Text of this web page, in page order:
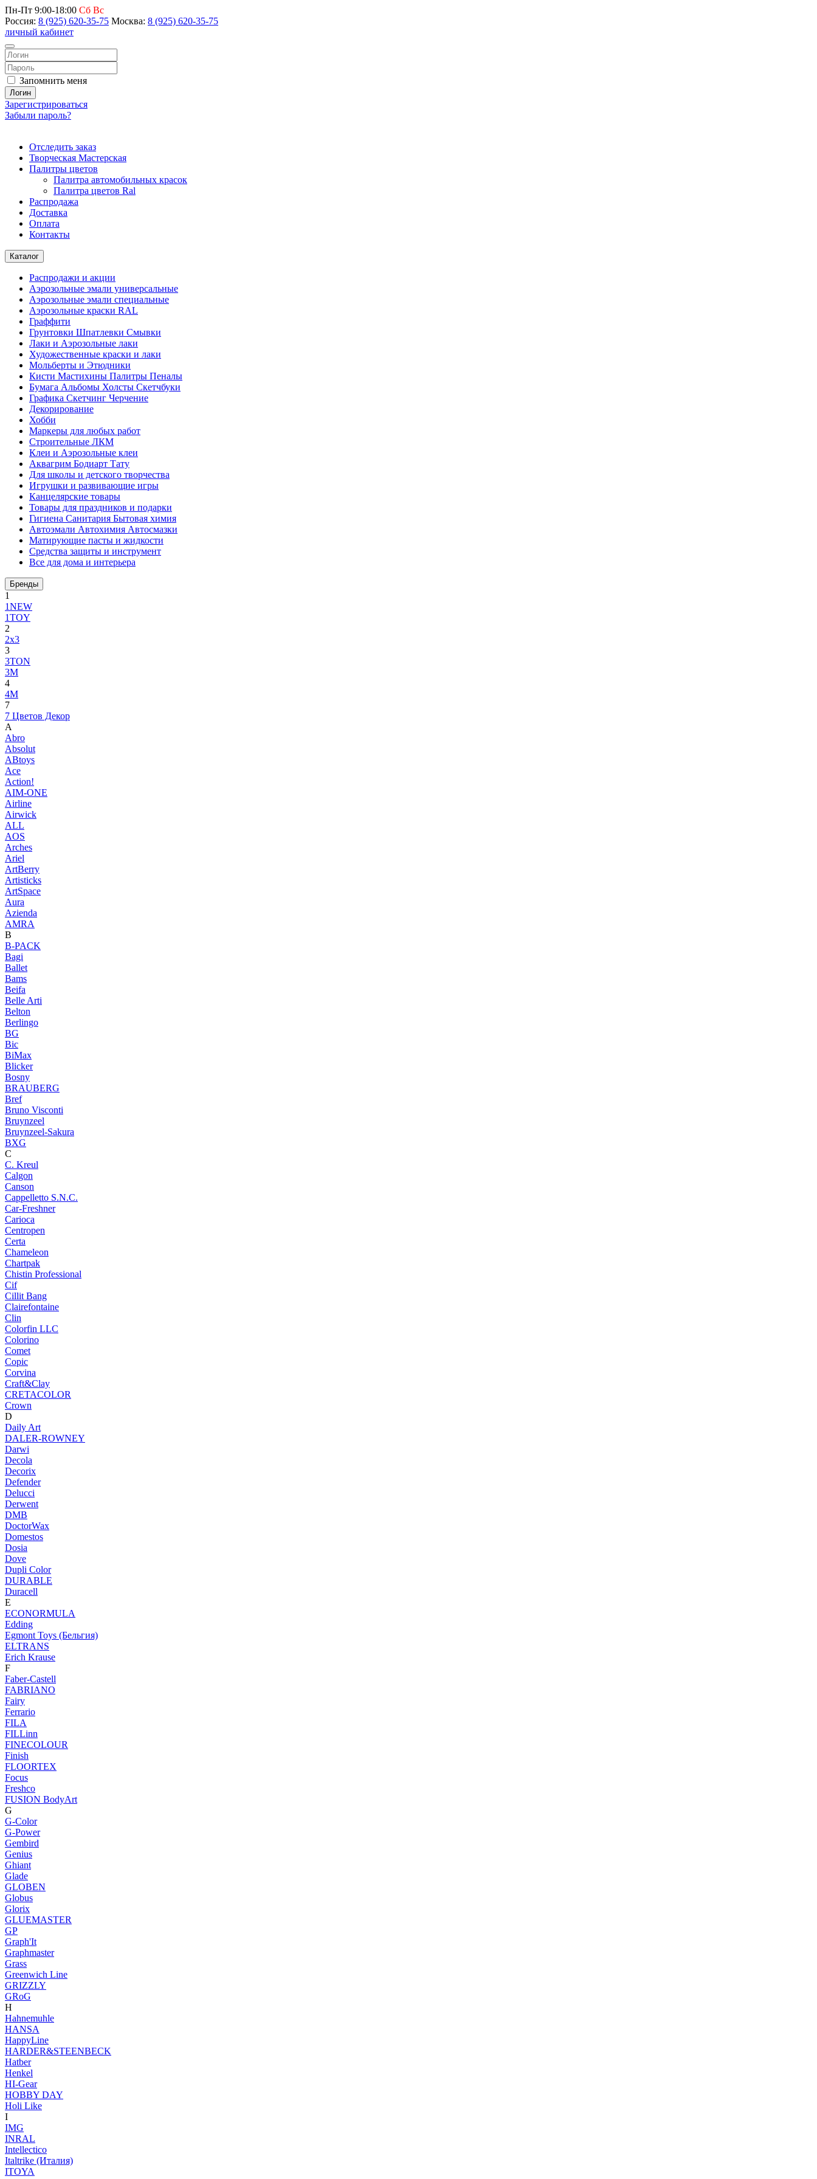
Пн-Пт 9:00-18:00 Сб Вс
Россия: 8 (925) 620-35-75 Москва: 8 (925) 620-35-75
личный кабинет
Запомнить меня
Логин
Зарегистрироваться
Забыли пароль?
Отследить заказ
Творческая Мастерская
Палитры цветов
Палитра автомобильных красок
Палитра цветов Ral
Распродажа
Доставка
Оплата
Контакты
Каталог
Распродажи и акции
Аэрозольные эмали универсальные
Аэрозольные эмали специальные
Аэрозольные краски RAL
Граффити
Грунтовки Шпатлевки Смывки
Лаки и Аэрозольные лаки
Художественные краски и лаки
Мольберты и Этюдники
Кисти Мастихины Палитры Пеналы
Бумага Альбомы Холсты Скетчбуки
Графика Скетчинг Черчение
Декорирование
Хобби
Маркеры для любых работ
Строительные ЛКМ
Клеи и Аэрозольные клеи
Аквагрим Бодиарт Тату
Для школы и детского творчества
Игрушки и развивающие игры
Канцелярские товары
Товары для праздников и подарки
Гигиена Санитария Бытовая химия
Автоэмали Автохимия Автосмазки
Матирующие пасты и жидкости
Средства защиты и инструмент
Все для дома и интерьера
Бренды
1
1NEW
1TOY
2
2x3
3
3TON
3М
4
4M
7
7 Цветов Декор
A
Abro
Absolut
ABtoys
Ace
Action!
AIM-ONE
Airline
Airwick
ALL
AOS
Arches
Ariel
ArtBerry
Artisticks
ArtSpace
Aura
Azienda
AМRA
B
B-PACK
Bagi
Ballet
Bams
Beifa
Belle Arti
Belton
Berlingo
BG
Bic
BiMax
Blicker
Bosny
BRAUBERG
Bref
Bruno Visconti
Bruynzeel
Bruynzeel-Sakura
BXG
C
C. Kreul
Calgon
Canson
Cappelletto S.N.C.
Car-Freshner
Carioca
Centropen
Certa
Chameleon
Chartpak
Chistin Professional
Cif
Cillit Bang
Clairefontaine
Clin
Colorfin LLC
Colorino
Comet
Copic
Corvina
Craft&Clay
CRETACOLOR
Crown
D
Daily Art
DALER-ROWNEY
Darwi
Decola
Decorix
Defender
Delucci
Derwent
DMB
DoctorWax
Domestos
Dosia
Dove
Dupli Color
DURABLE
Duracell
E
ECONORMULA
Edding
Egmont Toys (Бельгия)
ELTRANS
Erich Krause
F
Faber-Castell
FABRIANO
Fairy
Ferrario
FILA
FILLinn
FINECOLOUR
Finish
FLOORTEX
Focus
Freshco
FUSION BodyArt
G
G-Color
G-Power
Gembird
Genius
Ghiant
Glade
GLOBEN
Globus
Glorix
GLUEMASTER
GP
Graph'It
Graphmaster
Grass
Greenwich Line
GRIZZLY
GRoG
H
Hahnemuhle
HANSA
HappyLine
HARDER&STEENBECK
Hatber
Henkel
HI-Gear
HOBBY DAY
Holi Like
I
IMG
INRAL
Intellectico
Italtrike (Италия)
ITOYA